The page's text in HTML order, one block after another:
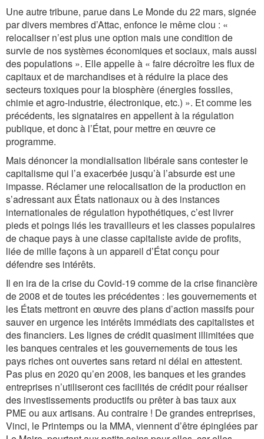
Une autre tribune, parue dans Le Monde du 22 mars, signée
par divers membres d’Attac, enfonce le même clou : «
relocaliser n’est plus une option mais une condition de
survie de nos systèmes économiques et sociaux, mais aussi
des populations ». Elle appelle à « faire décroître les flux de
capitaux et de marchandises et à réduire la place des
secteurs toxiques pour la biosphère (énergies fossiles,
chimie et agro-industrie, électronique, etc.) ». Et comme les
précédents, les signataires en appellent à la régulation
publique, et donc à l’État, pour mettre en œuvre ce
programme.
Mais dénoncer la mondialisation libérale sans contester le
capitalisme qui l’a exacerbée jusqu’à l’absurde est une
impasse. Réclamer une relocalisation de la production en
s’adressant aux États nationaux ou à des instances
internationales de régulation hypothétiques, c’est livrer
pieds et poings liés les travailleurs et les classes populaires
de chaque pays à une classe capitaliste avide de profits,
liée de mille façons à un appareil d’État conçu pour
défendre ses intérêts.
Il en ira de la crise du Covid-19 comme de la crise financière
de 2008 et de toutes les précédentes : les gouvernements et
les États mettront en œuvre des plans d’action massifs pour
sauver en urgence les intérêts immédiats des capitalistes et
des financiers. Les lignes de crédit quasiment illimitées que
les banques centrales et les gouvernements de tous les
pays riches ont ouvertes sans retard ni délai en attestent.
Pas plus en 2020 qu’en 2008, les banques et les grandes
entreprises n’utiliseront ces facilités de crédit pour réaliser
des investissements productifs ou prêter à bas taux aux
PME ou aux artisans. Au contraire ! De grandes entreprises,
Vinci, le Printemps ou la MMA, viennent d’être épinglées par